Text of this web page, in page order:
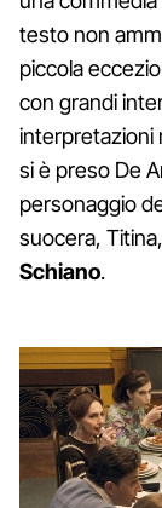
testo non
piccola
con grandi
interpretazioni
si è preso De
personaggio
suocera,
Schiano.